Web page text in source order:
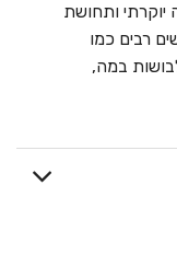
ותחושת
רבים כמו
במה,